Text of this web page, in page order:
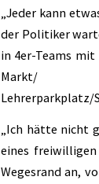
„Jeder kann
der Politiker
in 4er-Teams
Markt/
Lehrerparkplatz/
„Ich hätte nicht
eines
Wegesrand an,